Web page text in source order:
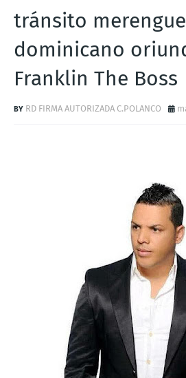
tránsito
dominicano
Franklin The Boss
RD FIRMA AUTORIZADA C.POLANCO